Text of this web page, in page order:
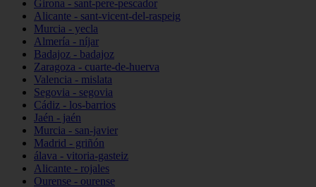
Girona - sant-pere-pescador
Alicante - sant-vicent-del-raspeig
Murcia - yecla
Almería - níjar
Badajoz - badajoz
Zaragoza - cuarte-de-huerva
Valencia - mislata
Segovia - segovia
Cádiz - los-barrios
Jaén - jaén
Murcia - san-javier
Madrid - griñón
álava - vitoria-gasteiz
Alicante - rojales
Ourense - ourense